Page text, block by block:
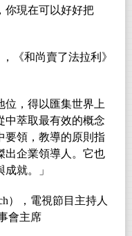
你現在可以好好把
《和尚賣了法拉利》
位，得以匯集世界上
中萃取最有效的概念
要領，教導的原則指
出企業領導人。它也
就。」
），電視節目主持人
會主席